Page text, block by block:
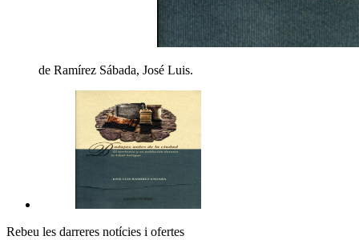
de Ramírez Sábada, José Luis.
Rebeu les darreres notícies i ofertes